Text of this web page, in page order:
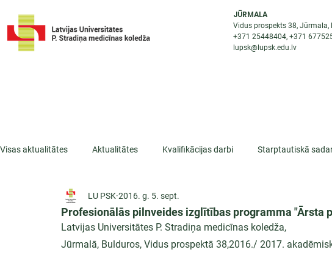
JŪRMALA
Vidus prospekts 38, Jūrmala,
+371 25448404, +371
lupsk@lupsk.edu.lv
Visas aktualitātes Aktualitātes Kvalifikācijas darbi Starptautiskā
ESF projekti Iepazīsti profesiju
Profesionālās pilnveides izglītības programma "Ārsta
LU PSK 2016. g. 5. sept.
Latvijas Universitātes P. Stradiņa medicīnas koledža,
Jūrmalā, Bulduros, Vidus prospektā 38,2016./ 2017.